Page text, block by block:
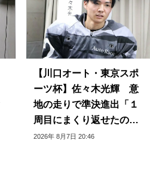
【川口オート・東京スポ
ーツ杯】佐々木光輝 意
地の走りで準決進出「１
周目にまくり返せたのは
良かった」
2026年 8月7日 20:46